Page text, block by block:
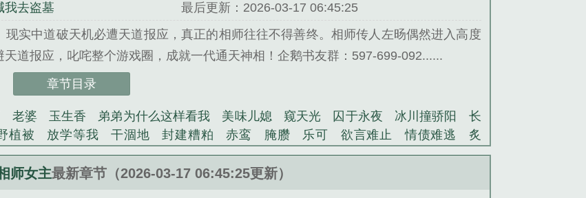
我去盗墓
最后更新：2026-03-17 06:45:25
现实中道破天机必遭天道报应，真正的相师往往不得善终。相师传人左旸偶然进入高度
道报应，叱咤整个游戏圈，成就一代通天神相！企鹅书友群：597-699-092......
知鱼之乐精心创作的科幻类小说。
章节目录
老婆 玉生香 弟弟为什么这样看我 美味儿媳 窥天光 囚于永夜 冰川撞骄阳
长
植被 放学等我 干涸地 封建糟粕 赤鸾 腌臜 乐可 欲言难止 情债难逃
炙
提灯看刺刀 易感 折腰 桃运无双 金麟岂是池中物 掌中的美母 破云2吞海
爱
商野周颂 针锋对决 原来我是鲛人 医道风流 蜜汁樱桃
师女主最新章节（2026-03-17 06:45:25更新）